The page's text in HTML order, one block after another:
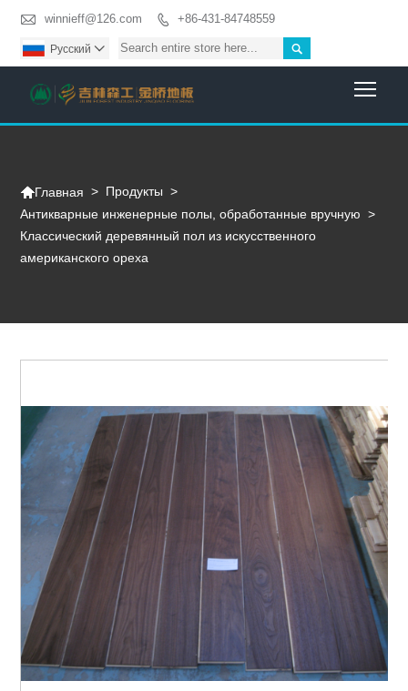
 winnieff@126.com  +86-431-84748559

Pусский 
Главная > Продукты >
Антикварные инженерные полы, обработанные вручную >
Классический деревянный пол из искусственного
американского ореха